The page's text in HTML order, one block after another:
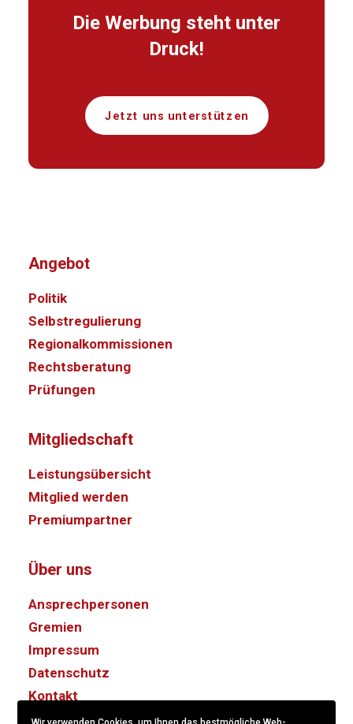
Die Werbung steht unter
Druck!
Jetzt uns unterstützen
Angebot
Politik
Selbstregulierung
Regionalkommissionen
Rechtsberatung
Prüfungen
Mitgliedschaft
Leistungsübersicht
Mitglied werden
Premiumpartner
Über uns
Ansprechpersonen
Gremien
Impressum
Datenschutz
Kontakt